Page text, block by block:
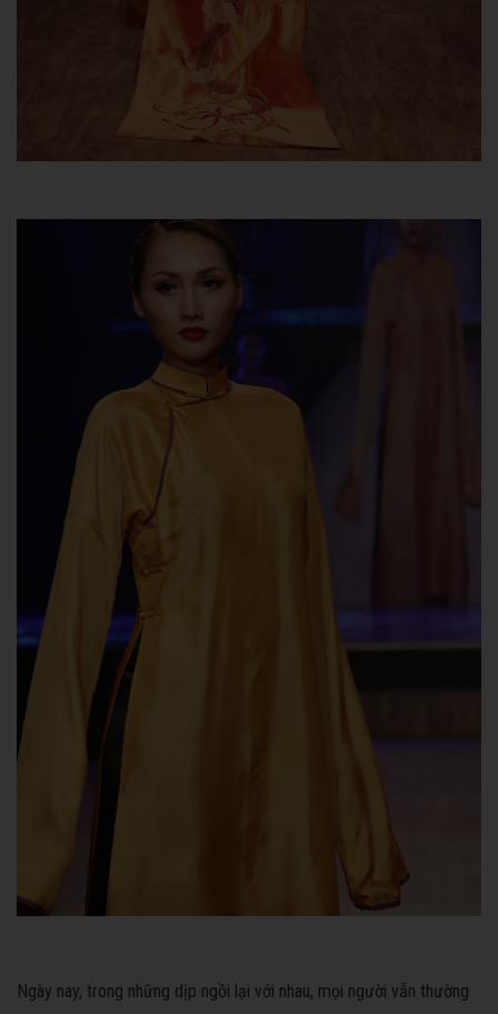
Ngày nay, trong những dịp ngồi lại với nhau, mọi người vẫn thường